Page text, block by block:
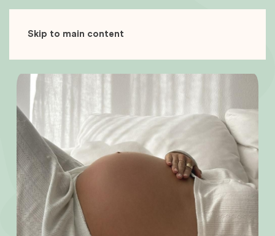
Skip to main content